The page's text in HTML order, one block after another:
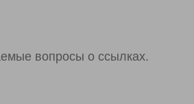
вопросы о ссылках.